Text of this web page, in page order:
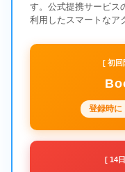
す。公式提携サービス
利用したスマートなア
[ 初回
登録時に
[ 14